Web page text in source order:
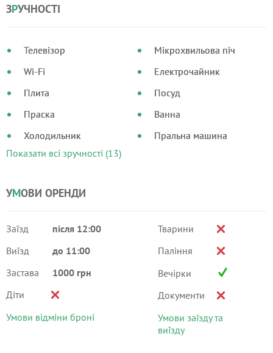
ЗРУЧНОСТІ
Телевізор
Wi-Fi
Плита
Праска
Холодильник
Мікрохвильова піч
Електрочайник
Посуд
Ванна
Пральна машина
Показати всі зручності (13)
УМОВИ ОРЕНДИ
Заїзд
після 12:00
Виїзд
до 11:00
Застава
1000 грн
Діти
Умови відміни броні
Тварини
Паління
Вечірки
Документи
Умови заїзду та
виїзду